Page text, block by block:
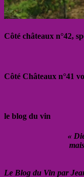
Côté châteaux n°42,
Côté Châteaux n°41
le blog du vin
«
Le Blog du Vin par